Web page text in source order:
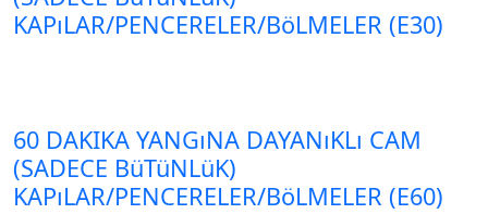
KAPıLAR/PENCERELER/BöLMELER (E30)
60 DAKIKA YANGıNA DAYANıKLı CAM
(SADECE BüTüNLüK)
KAPıLAR/PENCERELER/BöLMELER (E60)